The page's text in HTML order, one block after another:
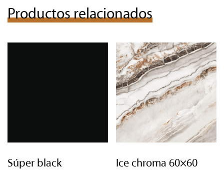
Productos relacionados
súper black ice chroma 60×60